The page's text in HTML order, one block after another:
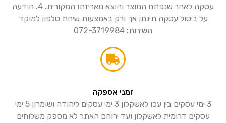
עסקה לאחר שנפתח המוצר והוצא מאריזתו המקורית. 4. הודעה
על ביטול עסקה תינתן אך ורק באמצעות שיחת טלפון למוקד
השירות: 072-3719984
זמני אספקה
3 ימי עסקים בין עכו לאשקלון 3 ימי עסקים ליהודה ושומרון 5 ימי
עסקים דרומית לאשקלון ועד ירוחם האתר לא מספק משלוחים